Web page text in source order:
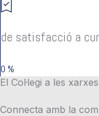
de satisfacció a
0 %
El Col·legi a les
Connecta amb la